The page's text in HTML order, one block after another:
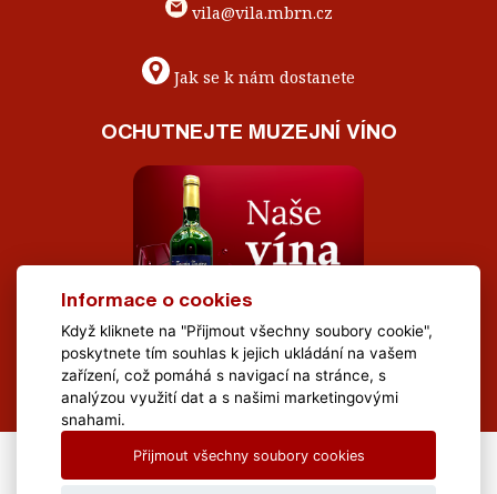
vila@vila.mbrn.cz
Jak se k nám dostanete
OCHUTNEJTE MUZEJNÍ VÍNO
All Rights Reserved Muzeum Brněnska © 2020, Webdesign by
Informace o cookies
Když kliknete na "Přijmout všechny soubory cookie",
poskytnete tím souhlas k jejich ukládání na vašem
zařízení, což pomáhá s navigací na stránce, s
analýzou využití dat a s našimi marketingovými
snahami.
Přijmout všechny soubory cookies